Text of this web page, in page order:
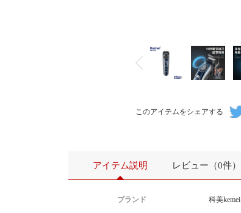
このアイテムをシェアする
アイテム説明 レビュー（0件）
ブランド 科美kemei